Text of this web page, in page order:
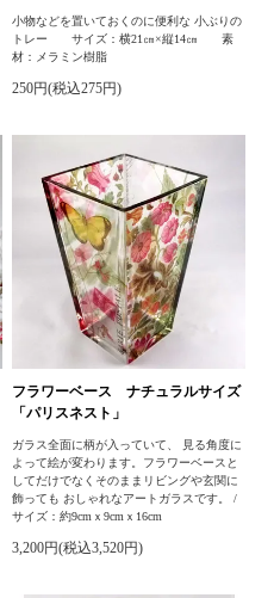
小物などを置いておくのに便利な 小ぶりの
トレー サイズ：横21㎝×縦14㎝ 素
材：メラミン樹脂
250円(税込275円)
フラワーベース ナチュラルサイズ
「パリスネスト」
ガラス全面に柄が入っていて、 見る角度に
よって絵が変わります。フラワーベースと
してだけでなくそのままリビングや玄関に
飾っても おしゃれなアートガラスです。 /
サイズ：約9cmｘ9cmｘ16cm
3,200円(税込3,520円)